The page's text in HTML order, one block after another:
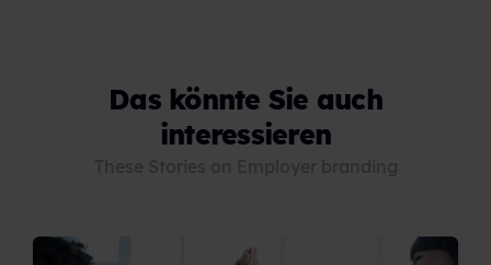
Das könnte Sie auch
interessieren